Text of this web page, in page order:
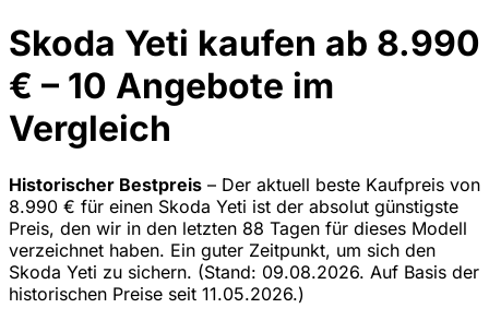
Skoda Yeti kaufen ab 8.990
€ – 10 Angebote im
Vergleich
Historischer Bestpreis – Der aktuell beste Kaufpreis von
8.990 € für einen Skoda Yeti ist der absolut günstigste
Preis, den wir in den letzten 88 Tagen für dieses Modell
verzeichnet haben. Ein guter Zeitpunkt, um sich den
Skoda Yeti zu sichern. (Stand: 09.08.2026. Auf Basis der
historischen Preise seit 11.05.2026.)